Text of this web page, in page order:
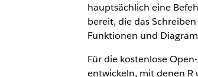
hauptsächlich eine
bereit, die das
Funktionen und
Für die kostenlose
entwickeln, mit denen R